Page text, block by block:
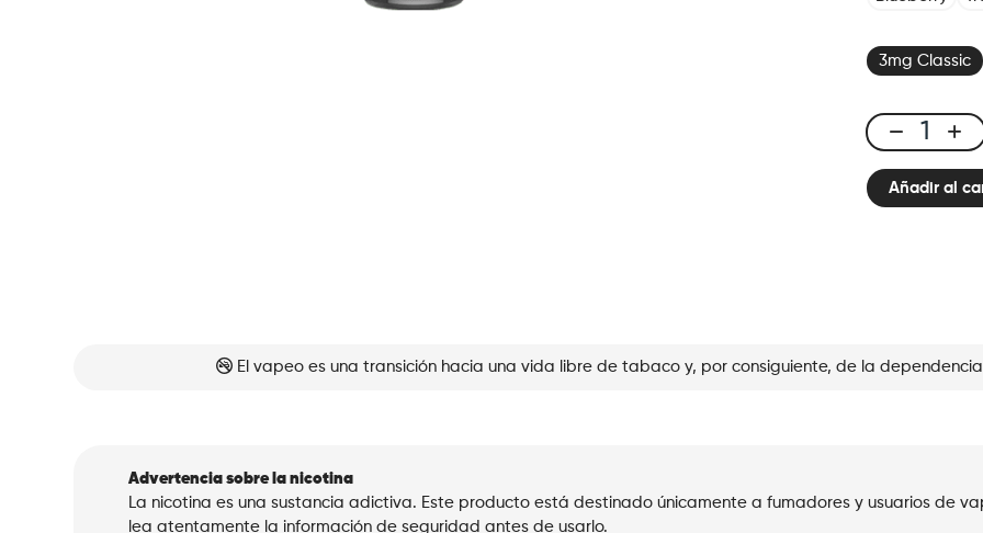
3mg Classic
E-
liquid
10mlAñadir al
El vapeo es una transición hacia una vida libre de tabaco y, por consiguiente, de la
Advertencia sobre la nicotina
La nicotina es una sustancia adictiva. Este producto está destinado únicamente a fumadores y usuarios de
lea atentamente la información de seguridad antes de usarlo.